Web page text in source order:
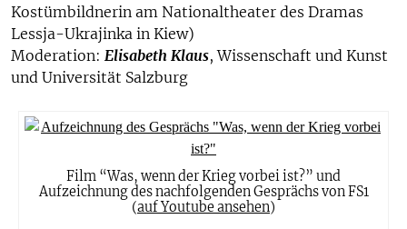
Kostümbildnerin am Nationaltheater des Dramas
Lessja-Ukrajinka in Kiew)
Moderation: Elisabeth Klaus, Wissenschaft und Kunst
und Universität Salzburg
Film “Was, wenn der Krieg vorbei ist?” und
Aufzeichnung des nachfolgenden Gesprächs von FS1
(auf Youtube ansehen)